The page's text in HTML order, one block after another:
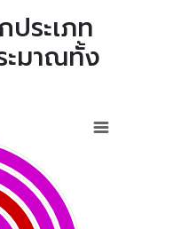
ประเภท
ะมาณทั้ง